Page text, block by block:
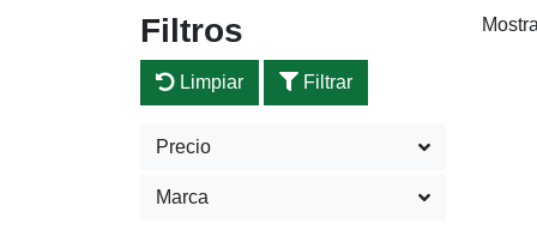
Filtros
Limpiar Filtrar
Precio
Marca